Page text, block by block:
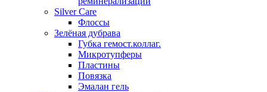
Silver Care
Флоссы
Зелёная дубрава
Губка гемост.коллаг.
Микротупферы
Пластины
Повязка
Эмалан гель